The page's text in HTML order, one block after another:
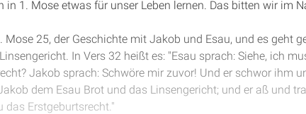
in 1. Mose etwas für unser Leben lernen. Das bitten wir im
Mose 25, der Geschichte mit Jakob und Esau, und es geht
In Vers 32 heißt es: "Esau sprach: Siehe, ich
Jakob sprach: Schwöre mir zuvor! Und er schwor ihm
dem Esau Brot und das Linsengericht; und er aß und
das Erstgeburtsrecht."